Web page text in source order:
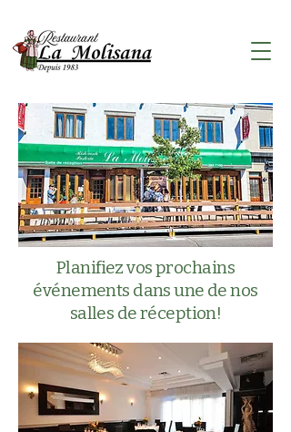
Planifiez vos prochains
événements dans une de nos
salles de réception!